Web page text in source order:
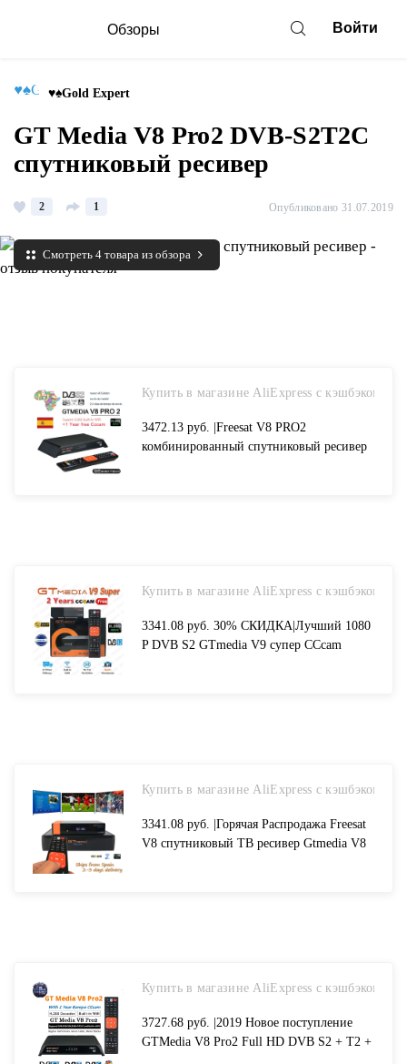
Обзоры Войти
♥♠Gold Expert
GT Media V8 Pro2 DVB-S2T2C
спутниковый ресивер
2 1 Опубликовано 31.07.2019
Смотреть 4 товара из обзора
Купить в магазине AliExpress с кэшбэком
3472.13 руб. |Freesat V8 PRO2
комбинированный спутниковый ресивер
Купить в магазине AliExpress с кэшбэком
3341.08 руб. 30% СКИДКА|Лучший 1080
P DVB S2 GTmedia V9 супер CCcam
Купить в магазине AliExpress с кэшбэком
3341.08 руб. |Горячая Распродажа Freesat
V8 спутниковый ТВ ресивер Gtmedia V8
Купить в магазине AliExpress с кэшбэком
3727.68 руб. |2019 Новое поступление
GTMedia V8 Pro2 Full HD DVB S2 + T2 +